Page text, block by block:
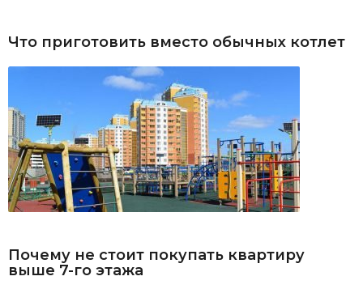
Что приготовить вместо обычных котлет
Почему не стоит покупать квартиру
выше 7-го этажа